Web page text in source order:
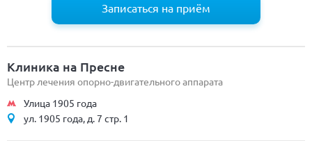
Записаться на приём
Клиника на Пресне
Центр лечения опорно-двигательного аппарата
Улица 1905 года
ул. 1905 года, д. 7 стр. 1